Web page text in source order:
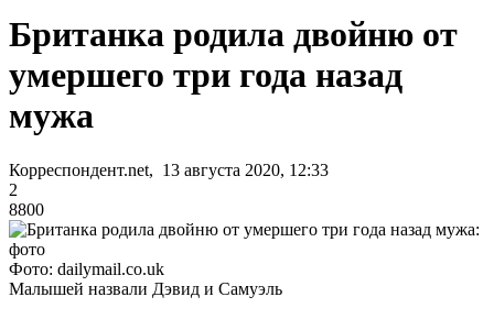
Британка родила двойню от
умершего три года назад
мужа
Корреспондент.net, 13 августа 2020, 12:33
2
8800
Фото: dailymail.co.uk
Малышей назвали Дэвид и Самуэль